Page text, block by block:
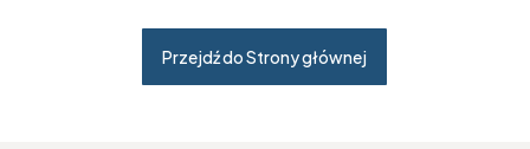
Przejdź do Strony głównej